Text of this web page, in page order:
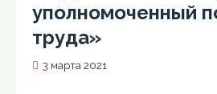
уполномоченный
труда»
3 марта 2021